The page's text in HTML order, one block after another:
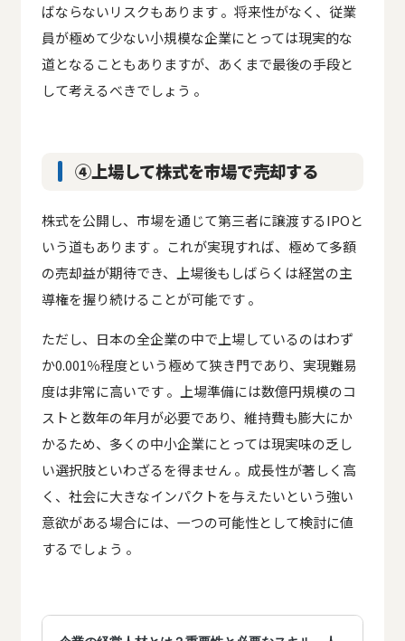
ばならないリスクもあります 。将来性がなく、従業
員が極めて少ない小規模な企業にとっては現実的な
道となることもありますが、あくまで最後の手段と
して考えるべきでしょう 。
④上場して株式を市場で売却する
株式を公開し、市場を通じて第三者に譲渡するIPOと
いう道もあります 。これが実現すれば、極めて多額
の売却益が期待でき、上場後もしばらくは経営の主
導権を握り続けることが可能です 。
ただし、日本の全企業の中で上場しているのはわず
か0.001％程度という極めて狭き門であり、実現難易
度は非常に高いです 。上場準備には数億円規模のコ
ストと数年の年月が必要であり、維持費も膨大にか
かるため、多くの中小企業にとっては現実味の乏し
い選択肢といわざるを得ません 。成長性が著しく高
く、社会に大きなインパクトを与えたいという強い
意欲がある場合には、一つの可能性として検討に値
するでしょう 。